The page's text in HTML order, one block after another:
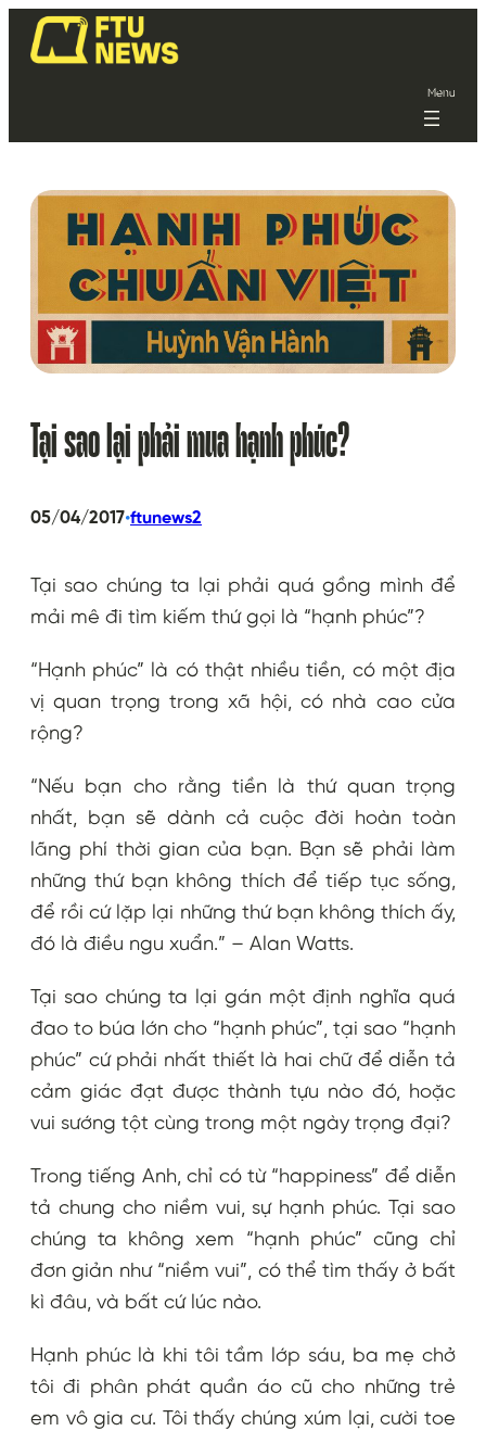
Menu
Tại sao lại phải mua hạnh phúc?
05/04/2017•ftunews2
Tại sao chúng ta lại phải quá gồng mình để
mải mê đi tìm kiếm thứ gọi là “hạnh phúc”?
“Hạnh phúc” là có thật nhiều tiền, có một địa
vị quan trọng trong xã hội, có nhà cao cửa
rộng?
“Nếu bạn cho rằng tiền là thứ quan trọng
nhất, bạn sẽ dành cả cuộc đời hoàn toàn
lãng phí thời gian của bạn. Bạn sẽ phải làm
những thứ bạn không thích để tiếp tục sống,
để rồi cứ lặp lại những thứ bạn không thích ấy,
đó là điều ngu xuẩn.” – Alan Watts.
Tại sao chúng ta lại gán một định nghĩa quá
đao to búa lớn cho “hạnh phúc”, tại sao “hạnh
phúc” cứ phải nhất thiết là hai chữ để diễn tả
cảm giác đạt được thành tựu nào đó, hoặc
vui sướng tột cùng trong một ngày trọng đại?
Trong tiếng Anh, chỉ có từ “happiness” để diễn
tả chung cho niềm vui, sự hạnh phúc. Tại sao
chúng ta không xem “hạnh phúc” cũng chỉ
đơn giản như “niềm vui”, có thể tìm thấy ở bất
kì đâu, và bất cứ lúc nào.
Hạnh phúc là khi tôi tầm lớp sáu, ba mẹ chở
tôi đi phân phát quần áo cũ cho những trẻ
em vô gia cư. Tôi thấy chúng xúm lại, cười toe